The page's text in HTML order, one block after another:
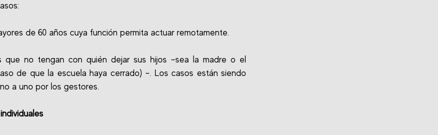
de 60 años cuya función permita actuar remotamente.
que no tengan con quién dejar sus hijos –sea la madre o el
de que la escuela haya cerrado) –. Los casos están siendo
a uno por los gestores.